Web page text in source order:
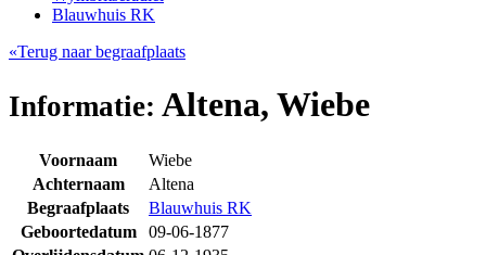
Blauwhuis RK
«Terug naar begraafplaats
Informatie: Altena, Wiebe
Voornaam
Wiebe
Achternaam
Altena
Begraafplaats
Blauwhuis RK
Geboortedatum
09-06-1877